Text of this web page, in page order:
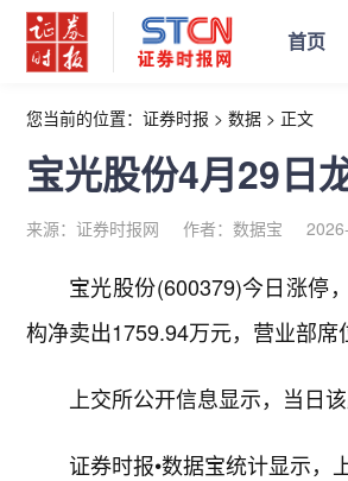
首页
您当前的位置： 证券时报 > 数据 > 正文
宝光股份4月29日
来源：证券时报网 作者：数据宝
宝光股份(600379)今日涨停
构净卖出1759.94万元，营业部席
上交所公开信息显示，当日
证券时报•数据宝统计显示，